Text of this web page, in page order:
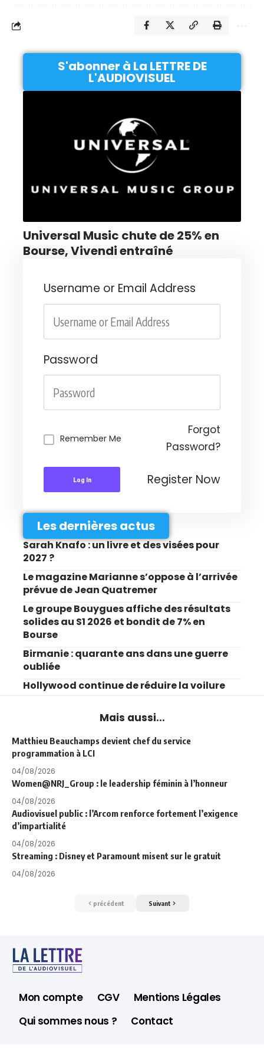
S'abonner à La LETTRE DE
L'AUDIOVISUEL
Universal Music chute de 25% en
Bourse, Vivendi entraîné
Username or Email Address
Password
Remember Me
Forgot
Password?
Log In Register Now
Les dernières actus
Sarah Knafo : un livre et des visées pour
2027 ?
Le magazine Marianne s’oppose à l’arrivée
prévue de Jean Quatremer
Le groupe Bouygues affiche des résultats
solides au S1 2026 et bondit de 7% en
Bourse
Birmanie : quarante ans dans une guerre
oubliée
Hollywood continue de réduire la voilure
Mais aussi...
Matthieu Beauchamps devient chef du service
programmation à LCI
04/08/2026
Women@NRJ_Group : le leadership féminin à l’honneur
04/08/2026
Audiovisuel public : l’Arcom renforce fortement l’exigence
d’impartialité
04/08/2026
Streaming : Disney et Paramount misent sur le gratuit
04/08/2026
précédent Suivant
Mon compte CGV
Mentions Légales
Qui sommes nous ?
Contact